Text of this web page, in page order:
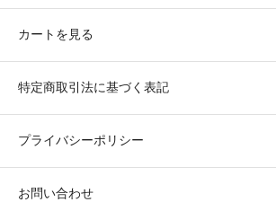
カートを見る
特定商取引法に基づく表記
プライバシーポリシー
お問い合わせ